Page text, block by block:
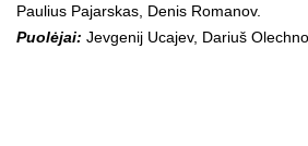
Paulius Pajarskas, Denis Romanov.
Puolėjai: Jevgenij Ucajev, Dariuš